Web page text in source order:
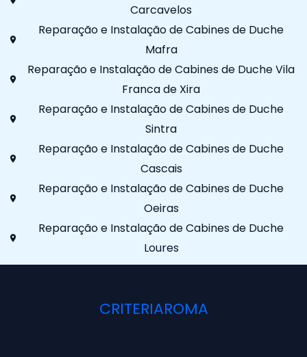
Carcavelos
Reparação e Instalação de Cabines de Duche
Mafra
Reparação e Instalação de Cabines de Duche Vila
Franca de Xira
Reparação e Instalação de Cabines de Duche
Sintra
Reparação e Instalação de Cabines de Duche
Cascais
Reparação e Instalação de Cabines de Duche
Oeiras
Reparação e Instalação de Cabines de Duche
Loures
CRITERIAROMA